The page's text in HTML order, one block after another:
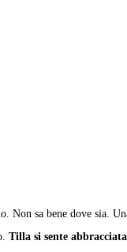
Non sa bene dove sia.
Tilla si sente